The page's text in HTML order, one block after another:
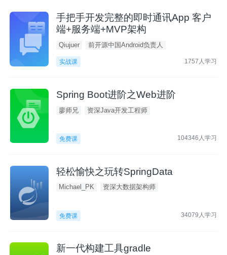
手把手开发完整的即时通讯App 客户
端+服务端+MVP架构
Qiujuer 前开源中国Android负责人
实战课 1757人学习
Spring Boot进阶之Web进阶
廖师兄 资深Java开发工程师
免费课 104346人学习
轻松愉快之玩转SpringData
Michael_PK 资深大数据架构师
免费课 34079人学习
新一代构建工具gradle